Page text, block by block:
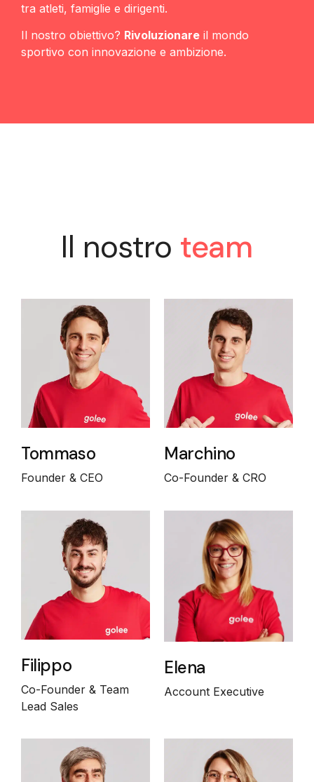
tra atleti, famiglie e dirigenti.
Il nostro obiettivo? Rivoluzionare il mondo
sportivo con innovazione e ambizione.
Il nostro team
Tommaso
Founder & CEO
Marchino
Co-Founder & CRO
Filippo
Co-Founder & Team
Lead Sales
Elena
Account Executive